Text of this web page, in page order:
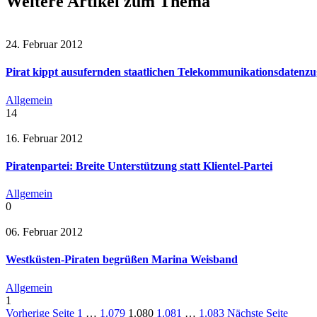
24. Februar 2012
Pirat kippt ausufernden staatlichen
Allgemein
14
16. Februar 2012
Piratenpartei: Breite Unterstützung statt Klientel-Partei
Allgemein
0
06. Februar 2012
Westküsten-Piraten begrüßen Marina Weisband
Allgemein
1
Vorherige Seite 1 … 1.079 1.080 1.081 … 1.083 Nächste Seite